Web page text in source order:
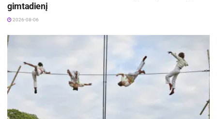
gimtadienį
2026-08-06